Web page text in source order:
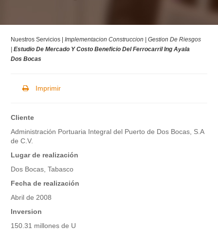
Nuestros Servicios |Implementacion Construccion |Gestion De Riesgos
|Estudio De Mercado Y Costo Beneficio Del Ferrocarril Ing Ayala
Dos Bocas
Imprimir
Cliente
Administración Portuaria Integral del Puerto de Dos Bocas, S.A
de C.V.
Lugar de realización
Dos Bocas, Tabasco
Fecha de realización
Abril de 2008
Inversion
150.31 millones de U